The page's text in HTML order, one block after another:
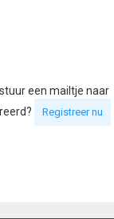
een mailtje naar
Registreer nu